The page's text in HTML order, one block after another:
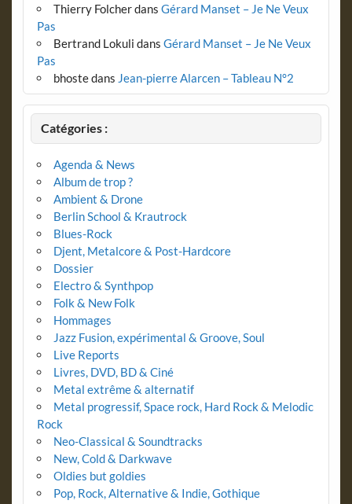
Thierry Folcherdans Gérard Manset – Je Ne Veux
Pas
Bertrand Lokuli dans Gérard Manset – Je Ne Veux
Pas
bhostedans Jean-pierre Alarcen – Tableau N°2
Catégories :
Agenda & News
Album de trop ?
Ambient & Drone
Berlin School & Krautrock
Blues-Rock
Djent, Metalcore & Post-Hardcore
Dossier
Electro & Synthpop
Folk & New Folk
Hommages
Jazz Fusion, expérimental & Groove, Soul
Live Reports
Livres, DVD, BD & Ciné
Metal extrême & alternatif
Metal progressif, Space rock, Hard Rock & Melodic
Rock
Neo-Classical & Soundtracks
New, Cold & Darkwave
Oldies but goldies
Pop, Rock, Alternative & Indie, Gothique